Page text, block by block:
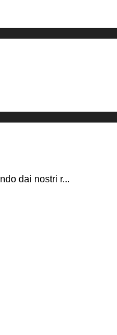
dai nostri r...